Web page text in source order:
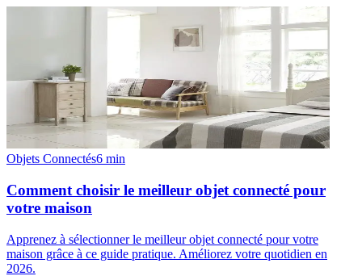
Objets Connectés6 min
Comment choisir le meilleur objet connecté pour
votre maison
Apprenez à sélectionner le meilleur objet connecté pour votre
maison grâce à ce guide pratique. Améliorez votre quotidien en
2026.